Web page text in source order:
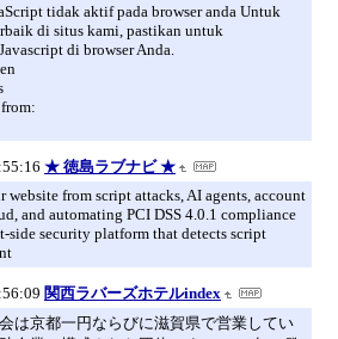
tidak aktif pada browser anda Untuk
di situs kami, pastikan untuk
di browser Anda.
★ 徳島ラブナビ ★
website from script attacks, AI agents, account
and automating PCI DSS 4.0.1 compliance
side security platform that detects script
関西ラバーズホテルindex
は京都一円ならびに滋賀県で営業してい